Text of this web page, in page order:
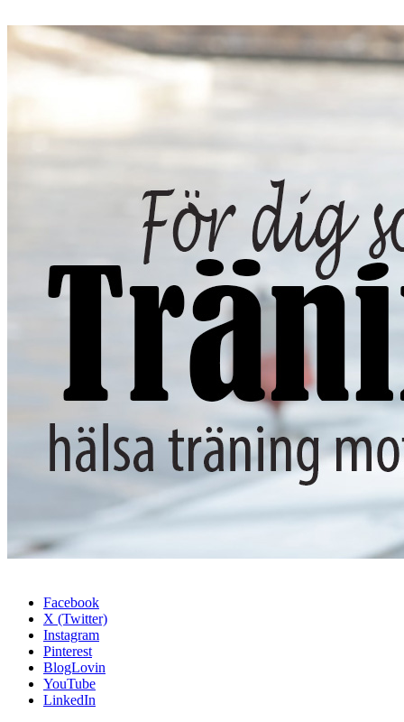
Facebook
X (Twitter)
Instagram
Pinterest
BlogLovin
YouTube
LinkedIn